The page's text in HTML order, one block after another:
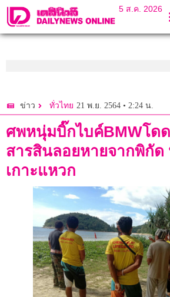
5 ส.ค. 2026
ข่าว ทั่วไทย 21 พ.ย. 2564 • 2:24 น.
ศพหนุ่มบิ๊กไบค์BMWโด
สารสินลอยหายจากพิกัด
เกาะแหวก